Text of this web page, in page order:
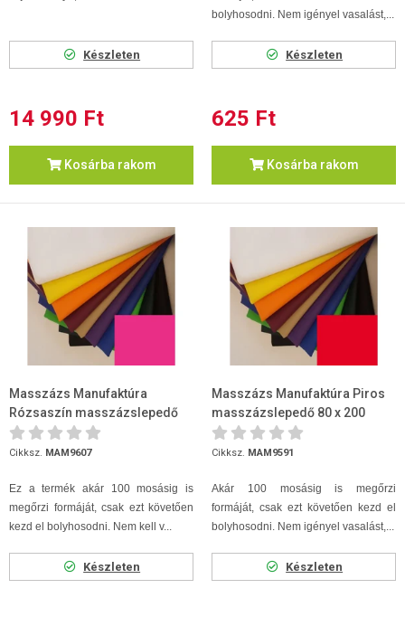
Készleten
14 990 Ft
Kosárba rakom
bolyhosodni. Nem igényel vasalást,...
Készleten
625 Ft
Kosárba rakom
Masszázs Manufaktúra
Rózsaszín masszázslepedő
80 x 200
Cikksz. MAM9607
Ez a termék akár 100 mosásig is
megőrzi formáját, csak ezt követően
kezd el bolyhosodni. Nem kell v...
Készleten
Masszázs Manufaktúra Piros
masszázslepedő 80 x 200
Cikksz. MAM9591
Akár 100 mosásig is megőrzi
formáját, csak ezt követően kezd el
bolyhosodni. Nem igényel vasalást,...
Készleten